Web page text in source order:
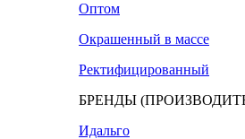
Оптом
Окрашенный в массе
Ректифицированный
БРЕНДЫ
Идальго